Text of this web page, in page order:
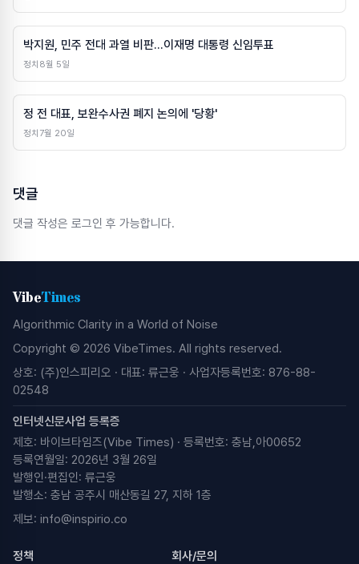
박지원, 민주 전대 과열 비판…이재명 대통령 신임투표
정치 8월 5일
정 전 대표, 보완수사권 폐지 논의에 '당황'
정치 7월 20일
댓글
댓글 작성은 로그인 후 가능합니다.
VibeTimes
Algorithmic Clarity in a World of Noise
Copyright © 2026 VibeTimes. All rights reserved.
상호: (주)인스피리오 · 대표: 류근웅 · 사업자등록번호: 876-88-
02548
인터넷신문사업 등록증
제호: 바이브타임즈(Vibe Times) · 등록번호: 충남,아00652
등록연월일: 2026년 3월 26일
발행인·편집인: 류근웅
발행소: 충남 공주시 매산동길 27, 지하 1층
제보: info@inspirio.co
정책 회사/문의